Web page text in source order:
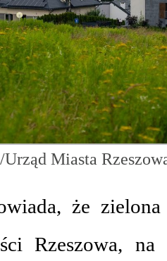
Miasta
że
Rzeszowa,